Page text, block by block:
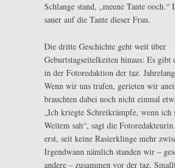
Schlange stand, „meene Tante ooch.“
sauer auf die Tante dieser Frau.
Die dritte Geschichte geht weit über
Geburtstagseitelkeiten hinaus: Es
in der Fotoredaktion der taz.
Wenn wir uns trafen, gerieten wir
brauchten dabei noch nicht einmal
„Ich kriegte Schreikrämpfe, wenn ich
Weitem sah“, sagt die
erst, seit keine Rasierklinge mehr
Irgendwann nämlich standen wir –
andere – zusammen vor der taz.